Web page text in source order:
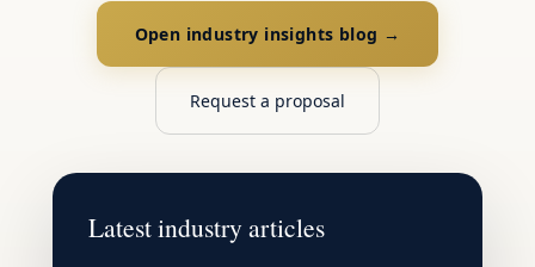
Open industry insights blog →
Request a proposal
Latest industry articles